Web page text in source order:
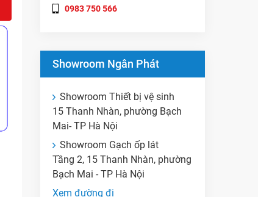
0983 750 566
Showroom Ngân Phát
Showroom Thiết bị vệ sinh
15 Thanh Nhàn, phường Bạch
Mai- TP Hà Nội
Showroom Gạch ốp lát
Tầng 2, 15 Thanh Nhàn, phường
Bạch Mai - TP Hà Nội
Xem đường đi